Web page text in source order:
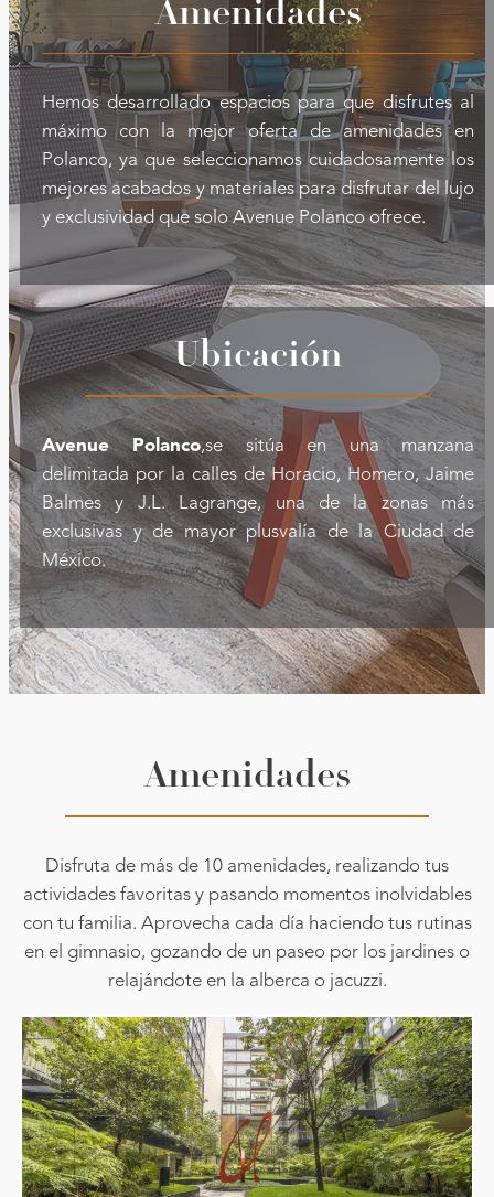
Amenidades
Hemos desarrollado espacios para que disfrutes al
máximo con la mejor oferta de amenidades en
Polanco, ya que seleccionamos cuidadosamente los
mejores acabados y materiales para disfrutar del lujo
y exclusividad que solo Avenue Polanco ofrece.
Ubicación
Avenue Polanco,se sitúa en una manzana
delimitada por la calles de Horacio, Homero, Jaime
Balmes y J.L. Lagrange, una de la zonas más
exclusivas y de mayor plusvalía de la Ciudad de
México.
Amenidades
Disfruta de más de 10 amenidades, realizando tus
actividades favoritas y pasando momentos inolvidables
con tu familia. Aprovecha cada día haciendo tus rutinas
en el gimnasio, gozando de un paseo por los jardines o
relajándote en la alberca o jacuzzi.